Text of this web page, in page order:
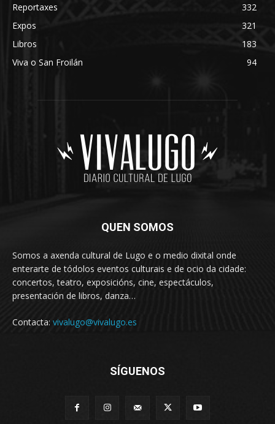
Reportaxes
332
Expos
321
Libros
183
Viva o San Froilán
94
QUEN SOMOS
Somos a axenda cultural de Lugo e o medio dixital onde
enterarte de tódolos eventos culturais e de ocio da cidade:
concertos, teatro, exposicións, cine, espectáculos,
presentación de libros, danza…
Contacta: vivalugo@vivalugo.es
SÍGUENOS